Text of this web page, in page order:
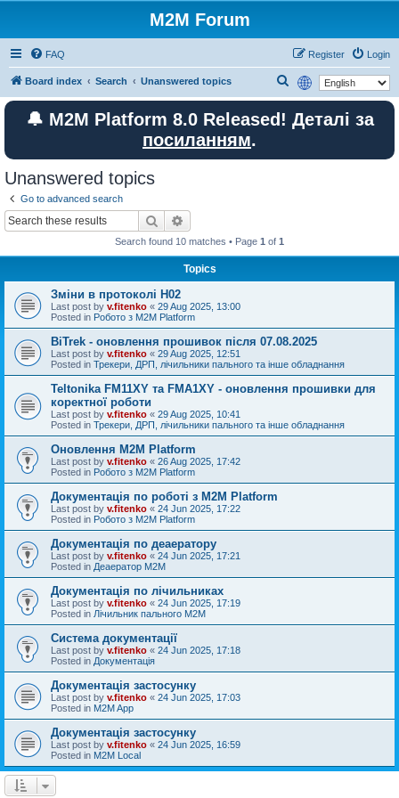
M2M Forum
FAQ Login
Register
Board index Search Unanswered topics
e
a
🔔 M2M Platform 8.0 Released! Деталі за
посиланням.
Unanswered topics
Go to advanced search
Search
Search found 10 matches • Page 1 of 1
Topics
Зміни в протоколі H02
Last post by v.fitenko « 29 Aug 2025, 13:00
Posted in Робото з M2M Platform
BiTrek - оновлення прошивок після 07.08.2025
Last post by v.fitenko « 29 Aug 2025, 12:51
Posted in Трекери, ДРП, лічильники пального та інше обладнання
Teltonika FM11XY та FMA1XY - оновлення прошивки для
коректної роботи
Last post by v.fitenko « 29 Aug 2025, 10:41
Posted in Трекери, ДРП, лічильники пального та інше обладнання
Оновлення M2M Platform
Last post by v.fitenko « 26 Aug 2025, 17:42
Posted in Робото з M2M Platform
Документація по роботі з M2M Platform
Last post by v.fitenko « 24 Jun 2025, 17:22
Posted in Робото з M2M Platform
Документація по деаератору
Last post by v.fitenko « 24 Jun 2025, 17:21
Posted in Деаератор M2M
Документація по лічильниках
Last post by v.fitenko « 24 Jun 2025, 17:19
Posted in Лічильник пального M2M
Система документації
Last post by v.fitenko « 24 Jun 2025, 17:18
Posted in Документація
Документація застосунку
Last post by v.fitenko « 24 Jun 2025, 17:03
Posted in M2M App
Документація застосунку
Last post by v.fitenko « 24 Jun 2025, 16:59
Posted in M2M Local